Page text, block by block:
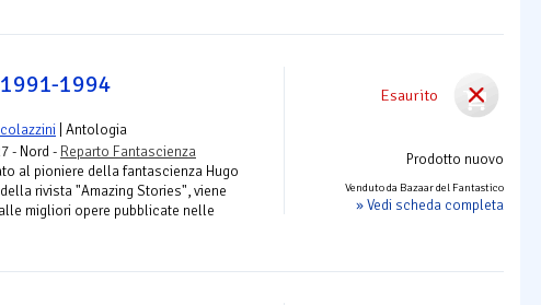
Esaurito
Prodotto nuovo
Venduto da Bazaar del Fantastico
» Vedi scheda completa
1994
| Antologia
- Nord - Reparto Fantascienza
al pioniere della fantascienza Hugo
rivista "Amazing Stories", viene
migliori opere pubblicate nelle